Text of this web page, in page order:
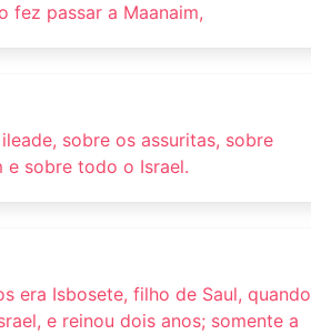
fez passar a Maanaim,
sobre os assuritas, sobre
e sobre todo o Israel.
era Isbosete, filho de Saul, quando
e reinou dois anos; somente a